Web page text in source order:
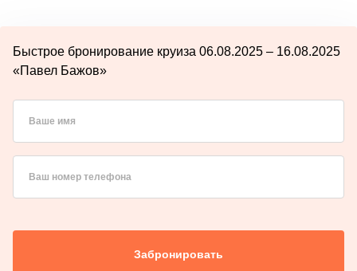
Быстрое бронирование круиза 06.08.2025 – 16.08.2025
«Павел Бажов»
Ваше имя
Ваш номер телефона
Забронировать